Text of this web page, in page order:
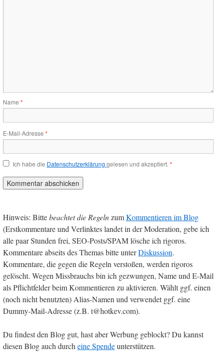
Name *
E-Mail-Adresse *
Ich habe die Datenschutzerklärung gelesen und akzeptiert. *
Hinweis: Bittebeachtet die RegelnzumKommentieren im Blog
(Erstkommentare und Verlinktes landet in der Moderation, gebe ich
alle paar Stunden frei, SEO-Posts/SPAM lösche ich rigoros.
Kommentare abseits des Themas bitte unterDiskussion.
Kommentare, die gegen die Regeln verstoßen, werden rigoros
gelöscht. Wegen Missbrauchs bin ich gezwungen, Name und E-Mail
als Pflichtfelder beim Kommentieren zu aktivieren. Wählt ggf. einen
(noch nicht benutzten) Alias-Namen und verwendet ggf. eine
Dummy-Mail-Adresse (z.B. t@hotkev.com).
Du findest den Blog gut, hast aber Werbung geblockt? Du kannst
diesen Blog auch durch eine Spendeunterstützen.